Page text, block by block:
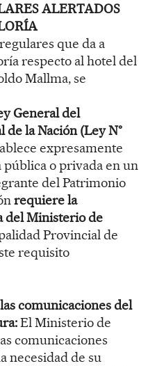
ALERTADOS
que da a
respecto al hotel del
Mallma, se
General del
la Nación (Ley N°
expresamente
o privada en un
del Patrimonio
requiere la
del Ministerio de
Provincial de
requisito
comunicaciones del
El Ministerio de
comunicaciones
necesidad de su